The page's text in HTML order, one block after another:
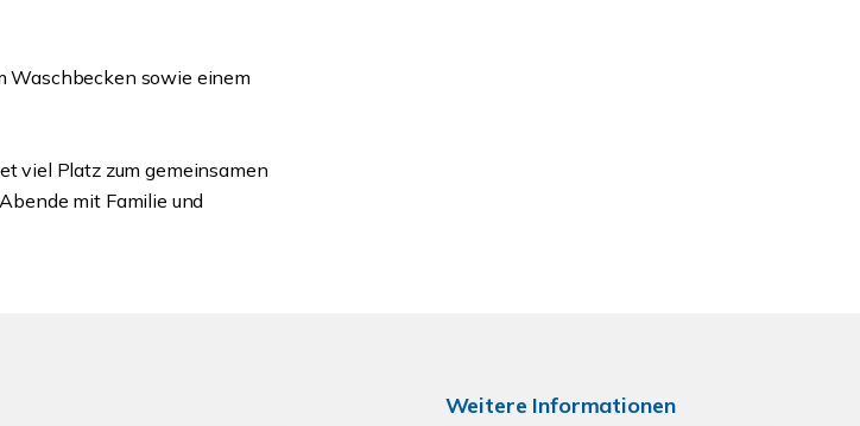
Waschbecken sowie einem
viel Platz zum gemeinsamen
mit Familie und
Weitere Informationen